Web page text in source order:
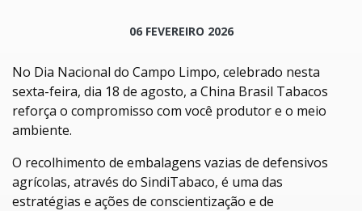
06 FEVEREIRO 2026
No Dia Nacional do Campo Limpo, celebrado nesta
sexta-feira, dia 18 de agosto, a China Brasil Tabacos
reforça o compromisso com você produtor e o meio
ambiente.
O recolhimento de embalagens vazias de defensivos
agrícolas, através do SindiTabaco, é uma das
estratégias e ações de conscientização e de